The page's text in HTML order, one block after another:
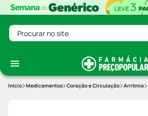
Procurar no site
Medicamentos Coração e Circulação Arritmia